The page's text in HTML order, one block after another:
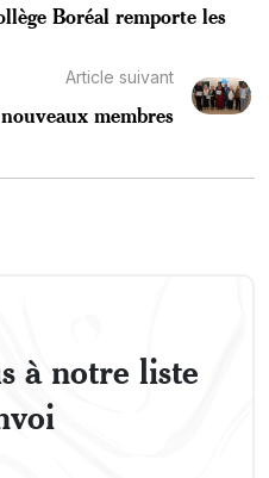
Boréal remporte les
Article suivant
membres
à notre liste